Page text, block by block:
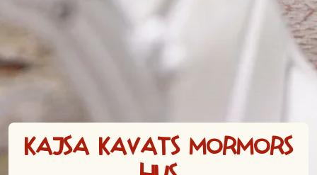
Kajsa Kavats mormors